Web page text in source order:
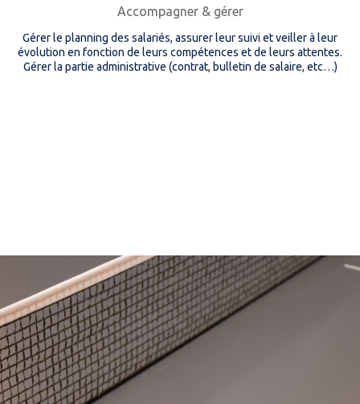
Accompagner & gérer
Gérer le planning des salariés, assurer leur suivi et veiller à leur
évolution en fonction de leurs compétences et de leurs attentes.
Gérer la partie administrative (contrat, bulletin de salaire, etc…)